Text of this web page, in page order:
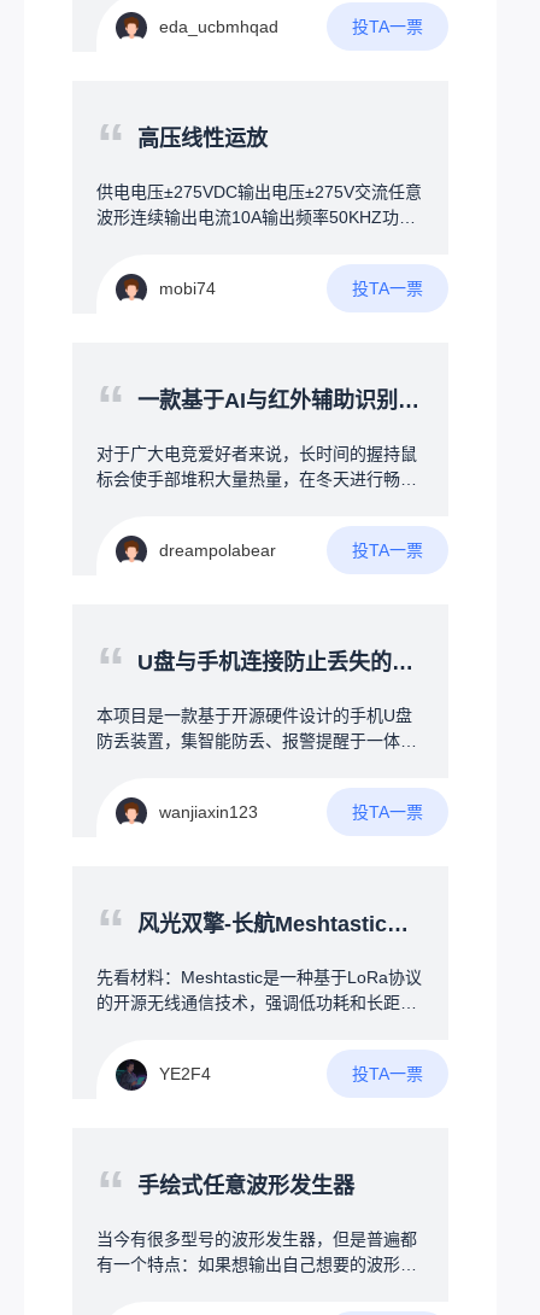
实用的功能。顾客不知道名字？拿旧零件直
接对着屏幕摄像头拍照，系统自动识别图片
了自动弹提醒，语音喊一嗓子“还剩3个，该
补货了！”；智能盘点：手机扫码或拍照，系
卖得最好”，AI自动分析。硬件方案一块普通
大屏触控电视+一个小电脑盒子，比工业一
在哪、房间分布、当前火点、人员手机定
位。用定向电磁波穿透建筑，将险情告知在
房间睡觉的人，厕所玩手机的人，一团乱哄
点：技术可行，但需跨越"运营商合作"和"消
个人都生气，运用了地震时强制接管你手机
的技术。核心壁垒在集成：AI算法、通信协
见人，红外线扫描没用，容易遗漏。三：人
人抱着手机不撒手，睡觉，上厕所，逛商
栓，对火情压制，等待消防员到来。
eda_ucbmhqad 投TA一票
“ 高压线性运放
供电电压±275VDC输出电压±275V交流任意
波形连续输出电流10A输出频率50KHZ功率
工作温度-40-+85°失调电压0.5mv失调电流1
0pA输入电容4pF共模抑制比110DB开环增
益108DB压摆率1000V/uS建立时间750nS
mobi74 投TA一票
“ 一款基于AI与红外辅助识别的冷暖风扇（桌面级为游戏而定）
对于广大电竞爱好者来说，长时间的握持鼠
标会使手部堆积大量热量，在冬天进行畅快
背冰凉。为什么就没有人能制作一款（AI与
红外辅助识别手部温度的冷暖风扇）来为广
大电竞爱好者解决此问题呢（ps:本人经常打
型冷热风扇可以采用半导体的制冷模式（例
背提高手部温度/加热丝微微加热提高温度
（两个方法仅为个人看法，如有更好的方法
以增加一部分的智能交互模式或者与设备联
动（例如：RGB神光同步，拾音灯等）我也
dreampolabear 投TA一票
“ U盘与手机连接防止丢失的开源硬件项目
本项目是一款基于开源硬件设计的手机U盘
防丢装置，集智能防丢、报警提醒于一体。
光报警或手机端提醒，从物理连接与电子提
醒两方面防止U盘遗忘、丢失。
wanjiaxin123 投TA一票
“ 风光双擎-长航Meshtastic节点
先看材料：Meshtastic是一种基于LoRa协议
的开源无线通信技术，强调低功耗和长距离
能与其他节点直接通信，还能中继转发消
息，从而扩展覆盖范围。设备可以独立运
行，也能通过蓝牙连接手机来配置和使用，
astic无线自组网时，节点的位置和角色选择
想，如果你为了追求大覆盖范围，将节点放
在了高楼楼顶，你总不可能7*24小时地守在
YE2F4 投TA一票
“ 手绘式任意波形发生器
当今有很多型号的波形发生器，但是普遍都
有一个特点：如果想输出自己想要的波形非